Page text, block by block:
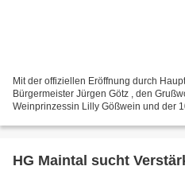
Mit der offiziellen Eröffnung durch
Bürgermeister Jürgen Götz , den
Weinprinzessin Lilly Gößwein und der
HG Maintal sucht